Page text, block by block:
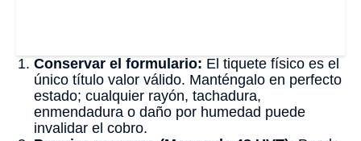
Conservar el formulario: El tiquete físico es el
único título valor válido. Manténgalo en perfecto
estado; cualquier rayón, tachadura,
enmendadura o daño por humedad puede
invalidar el cobro.